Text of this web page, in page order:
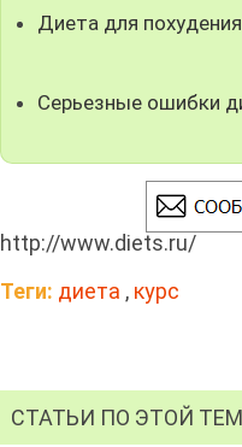
Диета для
Серьезные ошибки
http://www.diets.ru/
Теги: диета , курс
СТАТЬИ ПО ЭТОЙ